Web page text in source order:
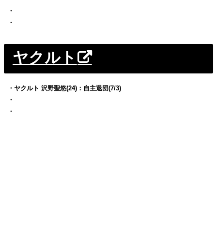
・
・
ヤクルト
・ヤクルト 沢野聖悠(24)：自主退団(7/3)
・
・